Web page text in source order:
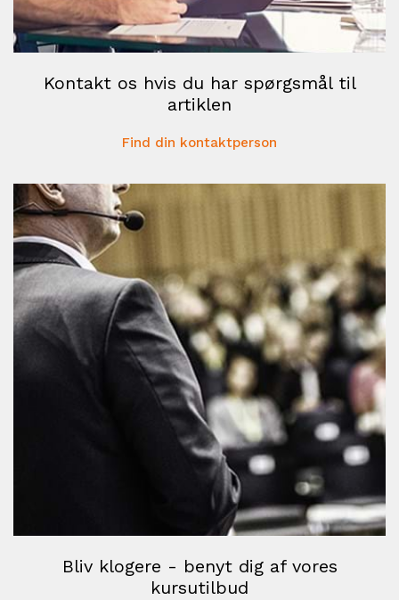
Kontakt os hvis du har spørgsmål til
artiklen
Find din kontaktperson
Bliv klogere - benyt dig af vores
kursutilbud